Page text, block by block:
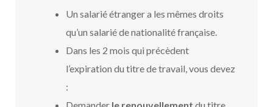
Un salarié étranger a les mêmes droits
qu’un salarié de nationalité française.
Dans les 2 mois qui précèdent
l’expiration du titre de travail, vous devez
: